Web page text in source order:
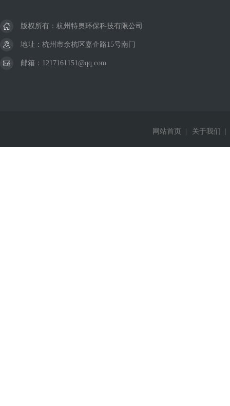
版权所有：杭州特奥环保科技有限公司
地址：杭州市余杭区嘉企路15号南门
邮箱：1217161151@qq.com
网站首页 关于我们